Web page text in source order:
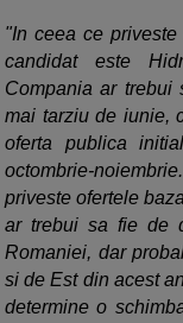
"In ceea ce
candidat este
Compania ar trebui
mai tarziu de iunie,
oferta publica
octombrie-
priveste ofertele
ar trebui sa fie de
Romaniei, dar
si de Est din acest
determine o